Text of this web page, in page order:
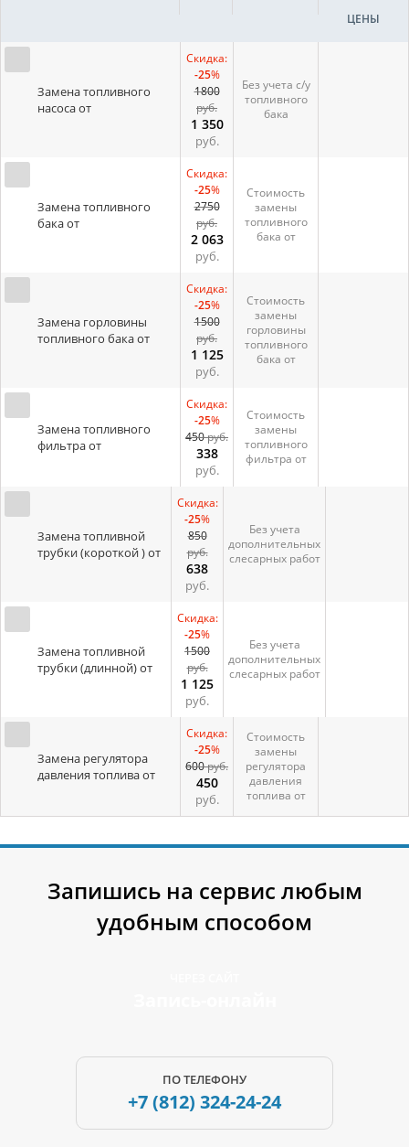
ЦЕНЫ
Замена топливного
насоса от
Скидка:
-25%
1800
руб.
1 350
руб.
Без учета с/у
топливного
бака
Замена топливного
бака от
Скидка:
-25%
2750
руб.
2 063
руб.
Стоимость
замены
топливного
бака от
Замена горловины
топливного бака от
Скидка:
-25%
1500
руб.
1 125
руб.
Стоимость
замены
горловины
топливного
бака от
Замена топливного
фильтра от
Скидка:
-25%
450руб.
338
руб.
Стоимость
замены
топливного
фильтра от
Замена топливной
трубки (короткой ) от
Скидка:
-25%
850
руб.
638
руб.
Без учета
дополнительных
слесарных работ
Замена топливной
трубки (длинной) от
Скидка:
-25%
1500
руб.
1 125
руб.
Без учета
дополнительных
слесарных работ
Замена регулятора
давления топлива от
Скидка:
-25%
600руб.
450
руб.
Стоимость
замены
регулятора
давления
топлива от
Запишись на сервис любым
удобным способом
ПО ТЕЛЕФОНУ
+7 (812) 324-24-24